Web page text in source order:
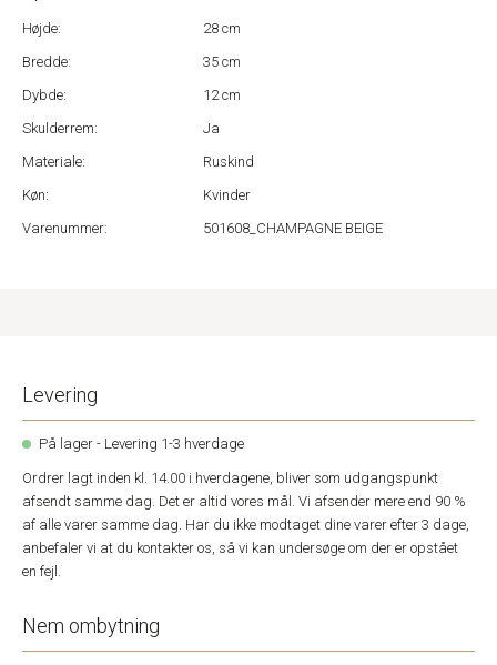
Højde:
28 cm
Bredde:
35 cm
Dybde:
12 cm
Skulderrem:
Ja
Materiale:
Ruskind
Køn:
Kvinder
Varenummer:
501608_CHAMPAGNE BEIGE
Levering
På lager - Levering 1-3 hverdage
Ordrer lagt inden kl. 14.00 i hverdagene, bliver som udgangspunkt
afsendt samme dag. Det er altid vores mål. Vi afsender mere end 90 %
af alle varer samme dag. Har du ikke modtaget dine varer efter 3 dage,
anbefaler vi at du kontakter os, så vi kan undersøge om der er opstået
en fejl.
Nem ombytning